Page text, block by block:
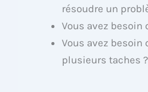
résoudre un
Vous avez besoin
Vous avez besoin
plusieurs taches ?